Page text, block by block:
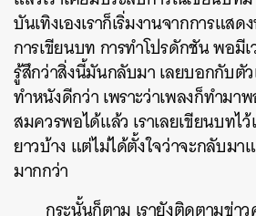
บันเทิงเองเราก็เริ่มงานจากการแส
การเขียนบท การทำโปรดักชัน พอมี
รู้สึกว่าสิ่งนี้มันกลับมา เลยบอกกับตัว
ทำหนังดีกว่า เพราะว่าเพลงก็ทำมา
สมควรพอได้แล้ว เราเลยเขียนบทไว้
ยาวบ้าง แต่ไม่ได้ตั้งใจว่าจะกลับม
มากกว่า